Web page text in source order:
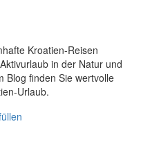
Kroatien-Reisen
in der Natur und
Blog finden Sie wertvolle
Urlaub.